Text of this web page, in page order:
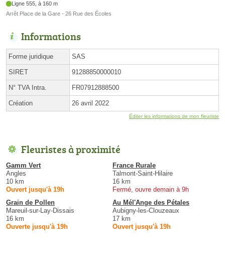
Ligne 555, à 160 m
Arrêt Place de la Gare - 26 Rue des Écoles
Informations
Forme juridique SAS
SIRET 91288850000010
N° TVA Intra. FR07912888500
Création 26 avril 2022
Éditer les informations de mon fleuriste
Fleuristes à proximité
Gamm Vert
Angles
10 km
Ouvert jusqu'à 19h
France Rurale
Talmont-Saint-Hilaire
16 km
Fermé, ouvre demain à 9h
Grain de Pollen
Mareuil-sur-Lay-Dissais
16 km
Ouverte jusqu'à 19h
Au Mél'Ange des Pétales
Aubigny-les-Clouzeaux
17 km
Ouvert jusqu'à 19h